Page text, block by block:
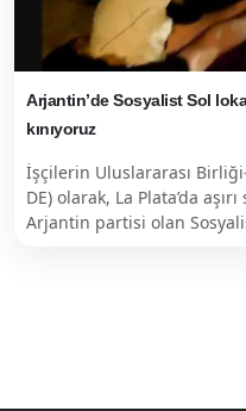
Arjantin’de Sosyalist Sol
kınıyoruz
İşçilerin Uluslararası
DE) olarak, La Plata’da
Arjantin partisi olan